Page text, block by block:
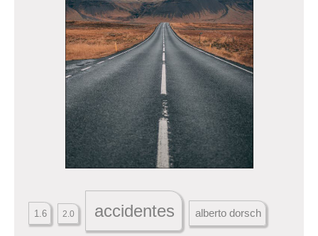
1.6 2.0 accidentes alberto dorsch